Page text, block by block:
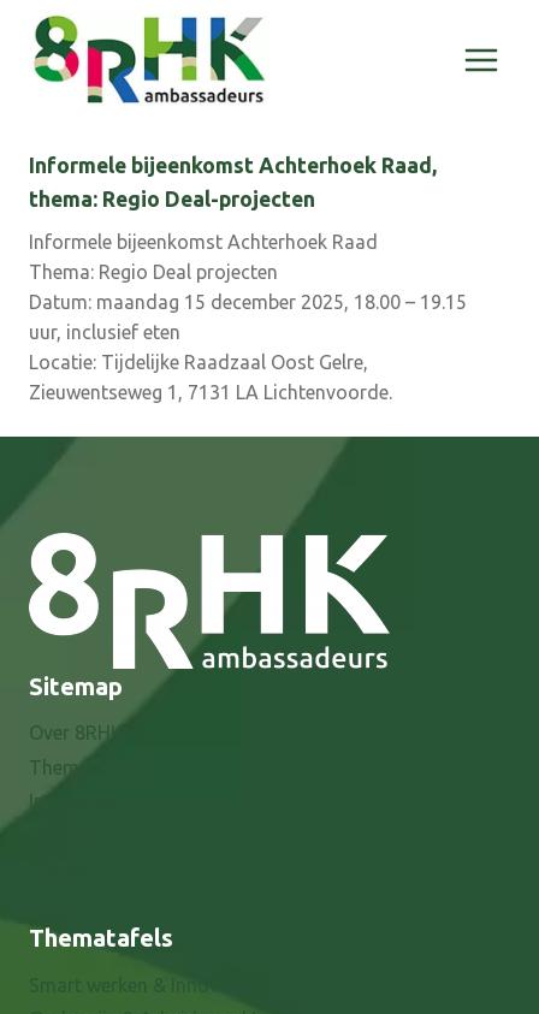
Doorgaan
naar
inhoud
Informele bijeenkomst Achterhoek Raad,
thema: Regio Deal-projecten
Informele bijeenkomst Achterhoek Raad
Thema: Regio Deal projecten
Datum: maandag 15 december 2025, 18.00 – 19.15
uur, inclusief eten
Locatie: Tijdelijke Raadzaal Oost Gelre,
Zieuwentseweg 1, 7131 LA Lichtenvoorde.
Sitemap
Over 8RHK
Thematafels
Innovaties
Thematafels